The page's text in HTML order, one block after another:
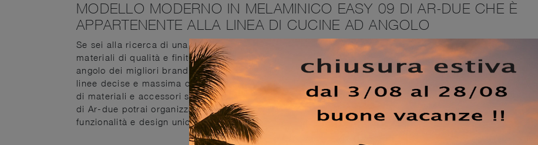
MODELLO MODERNO IN MELAMINICO EASY 09 DI AR-DUE CHE È
APPARTENENTE ALLA LINEA DI CUCINE AD ANGOLO
Se sei alla ricerca di una composizione in melaminico, ti raccomandiamo il modello presente in foto:
materiali di qualità e finiture di tendenza sono garantiti. Scopri una ricca gamma di Cucine Moderne ad
angolo dei migliori brand: abbiamo selezionato per te le più belle soluzioni Ar-due, caratterizzate da
linee decise e massima componibilità. Questa proposta ti sorprenderà grazie alla quasi infinita gamma
di materiali e accessori sempre disponibili visitando il nostro negozio. Con la Cucina Moderna Easy 09
di Ar-due potrai organizzare gli spazi arricchendone l'estetica, mixando perfettamente originali doti di
funzionalità e design unico.